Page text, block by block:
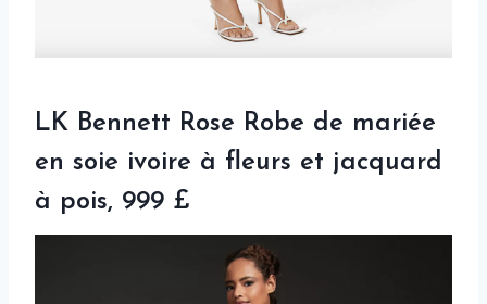
LK Bennett Rose Robe de mariée
en soie ivoire à fleurs et jacquard
à pois, 999 £